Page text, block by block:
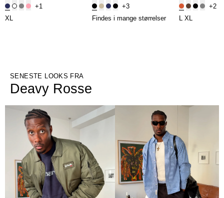
+1
XL
+3
Findes i mange størrelser
+2
L XL
SENESTE LOOKS FRA
Deavy Rosse